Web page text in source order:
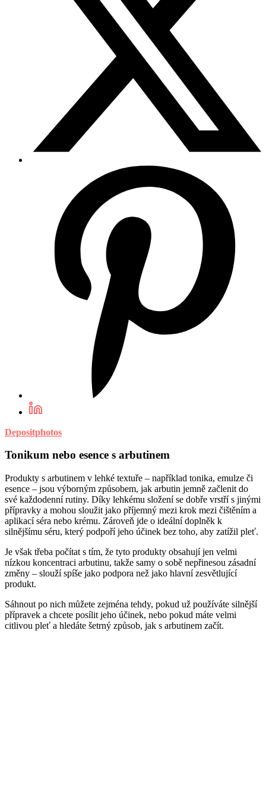
Depositphotos
Tonikum nebo esence s arbutinem
Produkty s arbutinem v lehké textuře – například tonika, emulze či
esence – jsou výborným způsobem, jak arbutin jemně začlenit do
své každodenní rutiny. Díky lehkému složení se dobře vrstří s jinými
přípravky a mohou sloužit jako příjemný mezi krok mezi čištěním a
aplikací séra nebo krému. Zároveň jde o ideální doplněk k
silnějšímu séru, který podpoří jeho účinek bez toho, aby zatížil pleť.
Je však třeba počítat s tím, že tyto produkty obsahují jen velmi
nízkou koncentraci arbutinu, takže samy o sobě nepřinesou zásadní
změny – slouží spíše jako podpora než jako hlavní zesvětlující
produkt.
Sáhnout po nich můžete zejména tehdy, pokud už používáte silnější
přípravek a chcete posílit jeho účinek, nebo pokud máte velmi
citlivou pleť a hledáte šetrný způsob, jak s arbutinem začít.